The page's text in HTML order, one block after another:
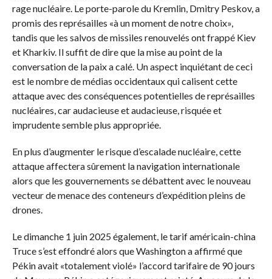
rage nucléaire. Le porte-parole du Kremlin, Dmitry Peskov, a
promis des représailles «à un moment de notre choix»,
tandis que les salvos de missiles renouvelés ont frappé Kiev
et Kharkiv. Il suffit de dire que la mise au point de la
conversation de la paix a calé. Un aspect inquiétant de ceci
est le nombre de médias occidentaux qui calisent cette
attaque avec des conséquences potentielles de représailles
nucléaires, car audacieuse et audacieuse, risquée et
imprudente semble plus appropriée.
En plus d’augmenter le risque d’escalade nucléaire, cette
attaque affectera sûrement la navigation internationale
alors que les gouvernements se débattent avec le nouveau
vecteur de menace des conteneurs d’expédition pleins de
drones.
Le dimanche 1 juin 2025 également, le tarif américain-china
Truce s’est effondré alors que Washington a affirmé que
Pékin avait «totalement violé» l’accord tarifaire de 90 jours